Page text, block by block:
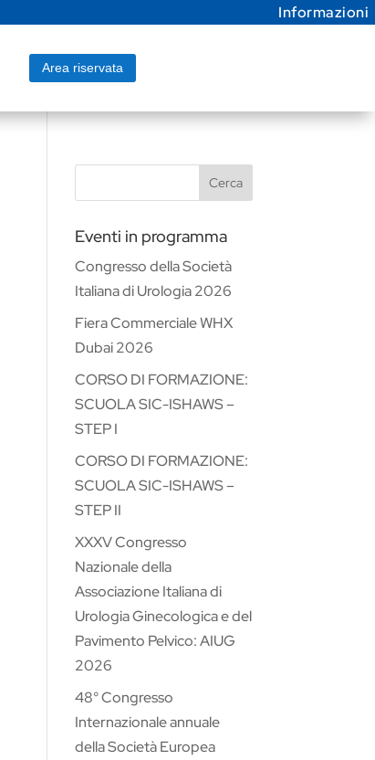
Informazioni
Area riservata
Cerca
Eventi in programma
Congresso della Società
Italiana di Urologia 2026
Fiera Commerciale WHX
Dubai 2026
CORSO DI FORMAZIONE:
SCUOLA SIC-ISHAWS –
STEP I
CORSO DI FORMAZIONE:
SCUOLA SIC-ISHAWS –
STEP II
XXXV Congresso
Nazionale della
Associazione Italiana di
Urologia Ginecologica e del
Pavimento Pelvico: AIUG
2026
48° Congresso
Internazionale annuale
della Società Europea